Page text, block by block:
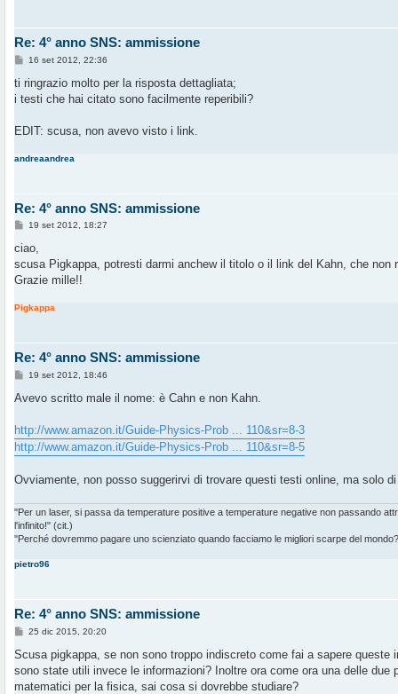
Re: 4° anno SNS: ammissione
M
s
a
i
16 set 2012, 22:36
ti ringrazio molto per la risposta dettagliata;
i testi che hai citato sono facilmente reperibili?
EDIT: scusa, non avevo visto i link.
andreaandrea
Re: 4° anno SNS: ammissione
M
s
a
g
o
19 set 2012, 18:27
ciao,
scusa Pigkappa, potresti darmi anchew il titolo o il link del Kahn, che non
Grazie mille!!
Pigkappa
Re: 4° anno SNS: ammissione
M
s
g
g
i
o
19 set 2012, 18:46
Avevo scritto male il nome: è Cahn e non Kahn.
http://www.amazon.it/Guide-Physics-Prob ... 110&sr=8-3
http://www.amazon.it/Guide-Physics-Prob ... 110&sr=8-5
Ovviamente, non posso suggerirvi di trovare questi testi online, ma solo
"Per un laser, si passa da temperature positive a temperature negative non passando
l'infinito!" (cit.)
"Perché dovremmo pagare uno scienziato quando facciamo le migliori scarpe del
pietro96
Re: 4° anno SNS: ammissione
M
s
a
g
25 dic 2015, 20:20
Scusa pigkappa, se non sono troppo indiscreto come fai a sapere queste
sono state utili invece le informazioni? Inoltre ora come ora una delle due
matematici per la fisica, sai cosa si dovrebbe studiare?